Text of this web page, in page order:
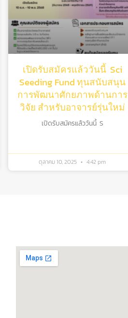
เปิดรับสมัครแล้ววันนี้ Sci
Seeding Fund ทุนสนับสนุน
การพัฒนาศักยภาพด้านการ
วิจัย สําหรับอาจารย์รุ่นใหม่
เปิดรับสมัครแล้ววันนี้ S
ตุลาคม 10, 2025 4:42 pm